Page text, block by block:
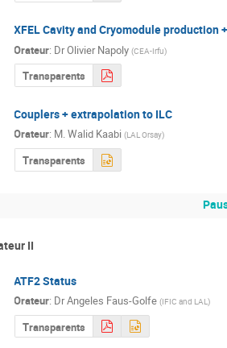
XFEL Cavity and Cryomodule production
Orateur: DrOlivier Napoly (CEA-Irfu)
Transparents
Couplers + extrapolation to ILC
Orateur: M.Walid Kaabi (LAL Orsay)
Transparents
II
ATF2 Status
Orateur: DrAngeles Faus-Golfe (IFIC and LAL)
Transparents